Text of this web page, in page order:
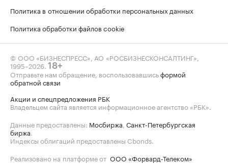
Политика в отношении обработки персональных данных
Политика обработки файлов cookie
© ООО «БИЗНЕСПРЕСС», АО «РОСБИЗНЕСКОНСАЛТИНГ»,
1995–2026 18+
Отправьте нам обращение, воспользовавшисьформой
обратной связи
Акции и спецпредложения РБК
Владельцем сайта является информационное агентство «РБК».
Данные предоставлены: Мосбиржа Санкт-Петербургская
биржа
Индексы облигаций предоставлены Cbonds.
Реализовано на платформе от ООО «Форвард-Телеком»